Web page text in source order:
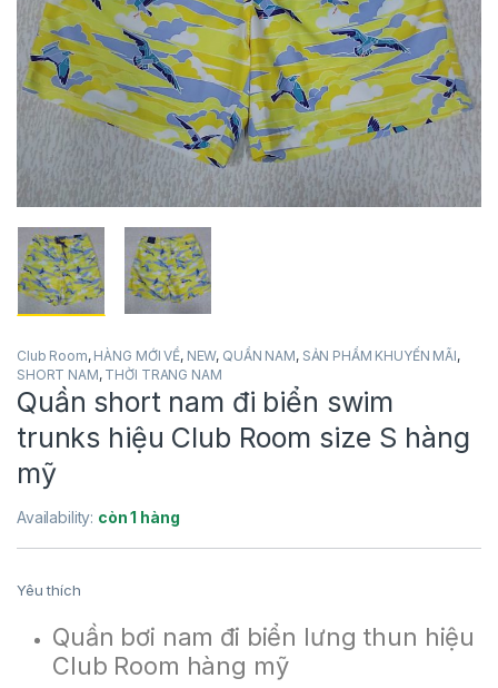
Club Room, HÀNG MỚI VỀ, NEW, QUẦN NAM, SẢN PHẨM KHUYẾN MÃI,
SHORT NAM, THỜI TRANG NAM
Quần short nam đi biển swim
trunks hiệu Club Room size S hàng
mỹ
Availability: còn 1 hàng
Yêu thích
Quần bơi nam đi biển lưng thun hiệu
Club Room hàng mỹ